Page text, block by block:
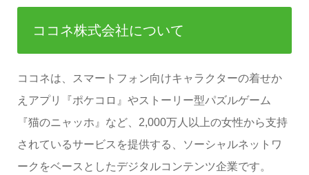
ココネ株式会社について
ココネは、スマートフォン向けキャラクターの着せか
えアプリ『ポケコロ』やストーリー型パズルゲーム
『猫のニャッホ』など、2,000万人以上の女性から支持
されているサービスを提供する、ソーシャルネットワ
ークをベースとしたデジタルコンテンツ企業です。